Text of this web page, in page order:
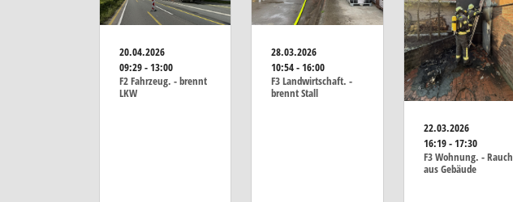
20.04.2026
09:29 - 13:00
F2 Fahrzeug. - brennt
LKW
28.03.2026
10:54 - 16:00
F3 Landwirtschaft. -
brennt Stall
22.03.2026
16:19 - 17:30
F3 Wohnung. - Rauch
aus Gebäude